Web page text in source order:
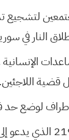
لتشجيع
النار في
قضية اللاجئين.
لوضع حد
التأكيد على قرار